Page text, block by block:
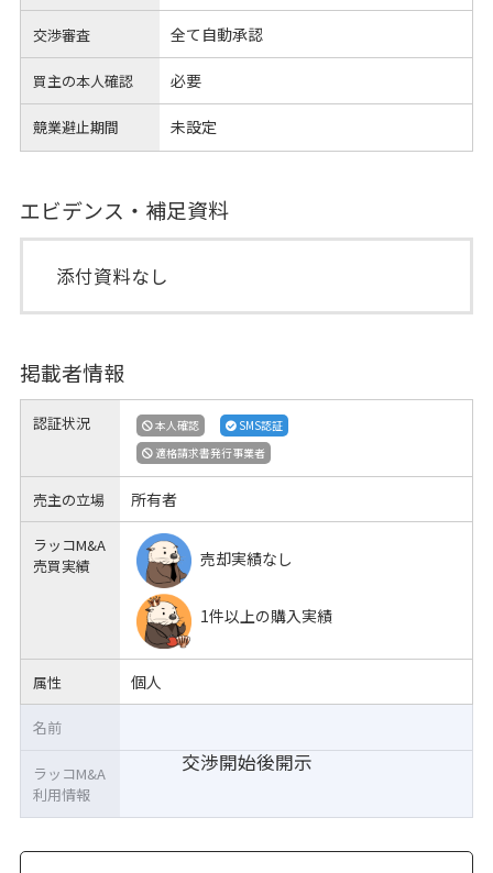
交渉審査 全て自動承認
買主の本人確認 必要
競業避止期間 未設定
エビデンス・補足資料
添付資料なし
掲載者情報
認証状況 本人確認
SMS認証
適格請求書発行事業者
売主の立場 所有者
ラッコM&A
売買実績
売却実績なし
1件以上の購入実績
属性 個人
交渉開始後開示
名前
ラッコM&A
利用情報